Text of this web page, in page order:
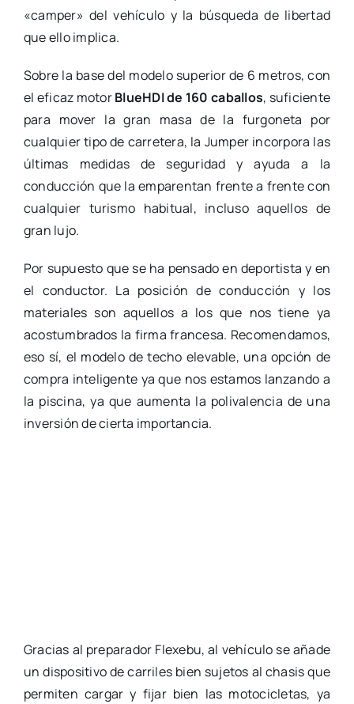
«camper» del vehículo y la búsqueda de libertad
que ello implica.
Sobre la base del modelo superior de 6 metros, con
el eficaz motorBlueHDI de 160 caballos, suficiente
para mover la gran masa de la furgoneta por
cualquier tipo de carretera, la Jumper incorpora las
últimas medidas de seguridad y ayuda a la
conducción que la emparentan frente a frente con
cualquier turismo habitual, incluso aquellos de
gran lujo.
Por supuesto que se ha pensado en deportista y en
el conductor. La posición de conducción y los
materiales son aquellos a los que nos tiene ya
acostumbrados la firma francesa. Recomendamos,
eso sí, el modelo de techo elevable, una opción de
compra inteligente ya que nos estamos lanzando a
la piscina, ya que aumenta la polivalencia de una
inversión de cierta importancia.
Gracias al preparador Flexebu, al vehículo se añade
un dispositivo de carriles bien sujetos al chasis que
permiten cargar y fijar bien las motocicletas, ya